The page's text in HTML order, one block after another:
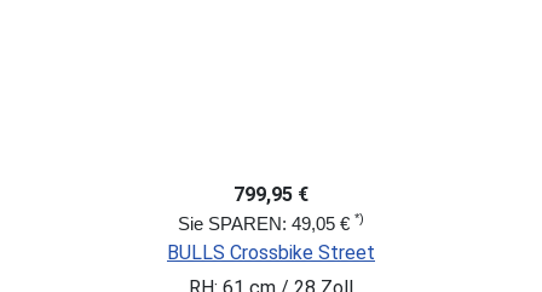
799,95 €
Sie SPAREN: 49,05 € *)
BULLS Crossbike Street